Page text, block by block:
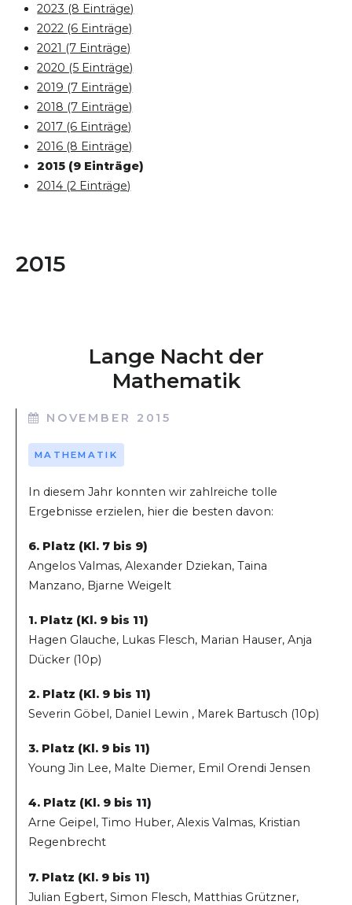
2023 (8 Einträge)
2022 (6 Einträge)
2021 (7 Einträge)
2020 (5 Einträge)
2019 (7 Einträge)
2018 (7 Einträge)
2017 (6 Einträge)
2016 (8 Einträge)
2015 (9 Einträge)
2014 (2 Einträge)
2015
Lange Nacht der
Mathematik
NOVEMBER 2015
MATHEMATIK
In diesem Jahr konnten wir zahlreiche tolle
Ergebnisse erzielen, hier die besten davon:
6. Platz (Kl. 7 bis 9)
Angelos Valmas, Alexander Dziekan, Taina
Manzano, Bjarne Weigelt
1. Platz (Kl. 9 bis 11)
Hagen Glauche, Lukas Flesch, Marian Hauser, Anja
Dücker (10p)
2. Platz (Kl. 9 bis 11)
Severin Göbel, Daniel Lewin , Marek Bartusch (10p)
3. Platz (Kl. 9 bis 11)
Young Jin Lee, Malte Diemer, Emil Orendi Jensen
4. Platz (Kl. 9 bis 11)
Arne Geipel, Timo Huber, Alexis Valmas, Kristian
Regenbrecht
7. Platz (Kl. 9 bis 11)
Julian Egbert, Simon Flesch, Matthias Grützner,